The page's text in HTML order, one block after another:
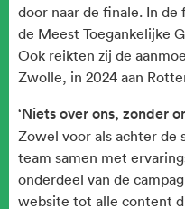
door naar de finale. In
de Meest Toegankelijke
Ook reikten zij de
Zwolle, in 2024 aan
‘Niets over ons, zonder
Zowel voor als achter de
team samen met
onderdeel van de
website tot alle content